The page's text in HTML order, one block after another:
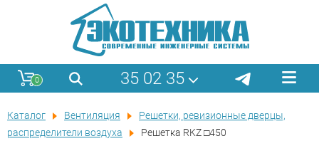
0 35 02 35
Каталог Вентиляция
Решетки, ревизионные дверцы,
распределители воздуха
Решетка RKZ □450